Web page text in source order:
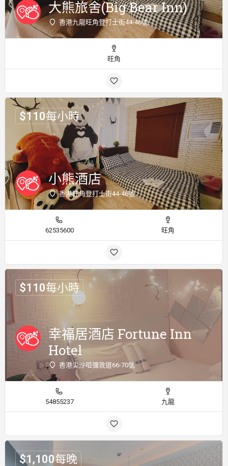
大熊旅舍(Big Bear Inn)
香港九龍旺角登打士街44-46號
旺角
小熊酒店
香港旺角登打士街44-46號
$110每小時
62535600 旺角
幸福居酒店 Fortune Inn
Hotel
香港尖沙咀彌敦道66-70號
$110每小時
54855237 九龍
$1,100每晚